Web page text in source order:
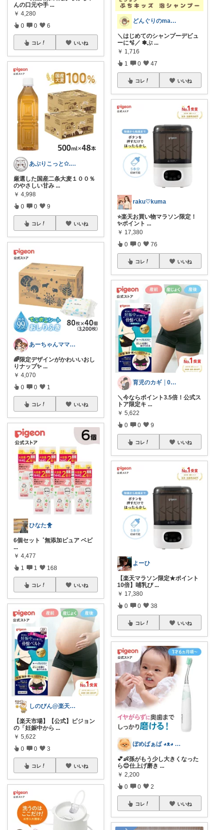
んの口元や手 ...
￥ 4,280
0 0 6
コレ いいね
あぷりこっと✩.*˚100%ROOM経由
厳選した国産二条大麦１００％
のやさしい甘み ...
￥ 4,998
0 0 9
コレ いいね
あーちゃんママ🐣朝コレ5時✨2y娘
🌈限定デザインがかわいいおし
りナップ✨ ...
￥ 4,070
0 0 1
コレ いいね
ひなた🐥
6個セット ‎ܰ ‎ 無添加ピュア ベビ
...
￥ 4,477
1 1 168
コレ いいね
しのびん@楽天Room
【楽天市場】【公式】ピジョン
の「妊娠中から ...
￥ 5,622
0 0 3
コレ いいね
どんぐりのmama☆子育てグッズ
＼はじめてのシャンプーデビュ
ーに🫧／ ✽ぷ ...
￥ 1,716
1 0 47
コレ いいね
raku♡kuma
⭐️楽天お買い物マラソン限定！
✨ポイント ...
￥ 17,380
0 0 76
コレ いいね
育児のカギ │0歳からの必須アイテム
＼今ならポイント3.5倍！公式ス
トア限定キ ...
￥ 5,622
0 0 9
コレ いいね
よーひ
【楽天マラソン限定★ポイント
10倍】哺乳び ...
￥ 17,380
0 0 38
コレ いいね
ぽめばぁば ◕⁠ᴥ⁠◕⁠ 育児救急箱🌠
💕👶孫がもう少し大きくなった
ら😊仕上げ磨き ...
￥ 2,200
0 0 2
コレ いいね